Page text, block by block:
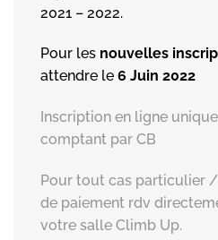
2021 – 2022.
Pour les nouvelles
attendre le 6 Juin 2022
Inscription en ligne
comptant par CB
Pour tout cas particulier
de paiement rdv
votre salle Climb Up.